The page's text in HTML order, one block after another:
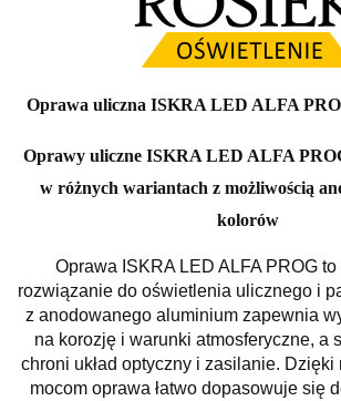
Oprawa uliczna ISKRA LED ALFA
Oprawy uliczne ISKRA LED ALFA
w różnych wariantach z możliwością
kolorów
Oprawa ISKRA LED ALFA PROG
rozwiązanie do oświetlenia ulicznego i
z anodowanego aluminium zapewnia
na korozję i warunki atmosferyczne, a
chroni układ optyczny i zasilanie. Dzięki
mocom oprawa łatwo dopasowuje się